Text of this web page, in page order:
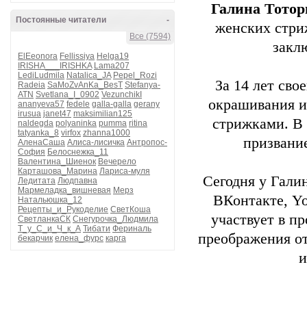
-
Постоянные читатели
Все (7594)
ElEeonora Fellissiya Helga19
IRISHA___IRISHKA Lama207
LediLudmila Natalica_JA Pepel_Rozi
Radeia SaMoZvAnKa_BesT Stefanya-
ATN Svetlana_I_0902 VezunchikI
ananyeva57 fedele galla-galla gerany
irusua janet47 maksimilian125
naldegda polyaninka pumma ritina
tatyanka_8 virfox zhanna1000
АленаСаша Алиса-лисичка Антропос-
София Белоснежка_11
Валентина_Шиенок Вечерело
Карташова_Марина Лариса-муля
Ледитата Людпавна
Мармеладка_вишневая Мерз
Натальюшка_12
Рецепты_и_Рукоделие СветКоша
СветланкаСК Снегурочка_Людмила
Т_у_С_и_Ч_к_А Тибати Фериналь
бекарчик елена_фурс карга
Галина
женских
За 14 лет
окрашивания
стрижками. В
Сегодня у
ВКонтакте,
участвует в
преображения